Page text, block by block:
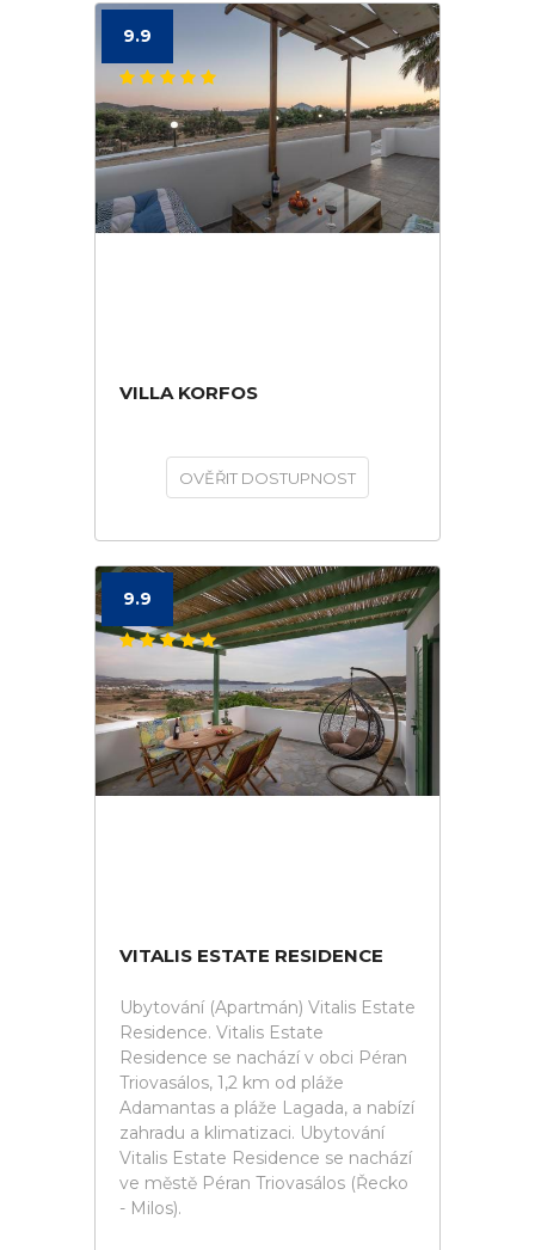
9.9
VILLA KORFOS
OVĚŘIT DOSTUPNOST
9.9
VITALIS ESTATE RESIDENCE
Ubytování (Apartmán) Vitalis Estate
Residence. Vitalis Estate
Residence se nachází v obci Péran
Triovasálos, 1,2 km od pláže
Adamantas a pláže Lagada, a nabízí
zahradu a klimatizaci. Ubytování
Vitalis Estate Residence se nachází
ve městě Péran Triovasálos (Řecko
- Milos).